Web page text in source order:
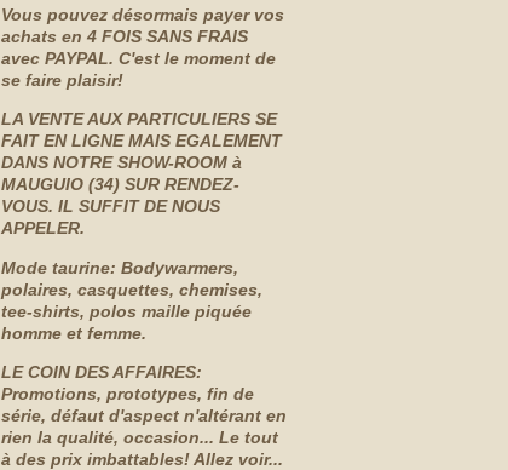
Vous pouvez désormais payer vos
achats en 4 FOIS SANS FRAIS
avec PAYPAL. C'est le moment de
se faire plaisir!
LA VENTE AUX PARTICULIERS SE
FAIT EN LIGNE MAIS EGALEMENT
DANS NOTRE SHOW-ROOM à
MAUGUIO (34) SUR RENDEZ-
VOUS. IL SUFFIT DE NOUS
APPELER.
Mode taurine: Bodywarmers,
polaires, casquettes, chemises,
tee-shirts, polos maille piquée
homme et femme.
LE COIN DES AFFAIRES:
Promotions, prototypes, fin de
série, défaut d'aspect n'altérant en
rien la qualité, occasion... Le tout
à des prix imbattables! Allez voir...